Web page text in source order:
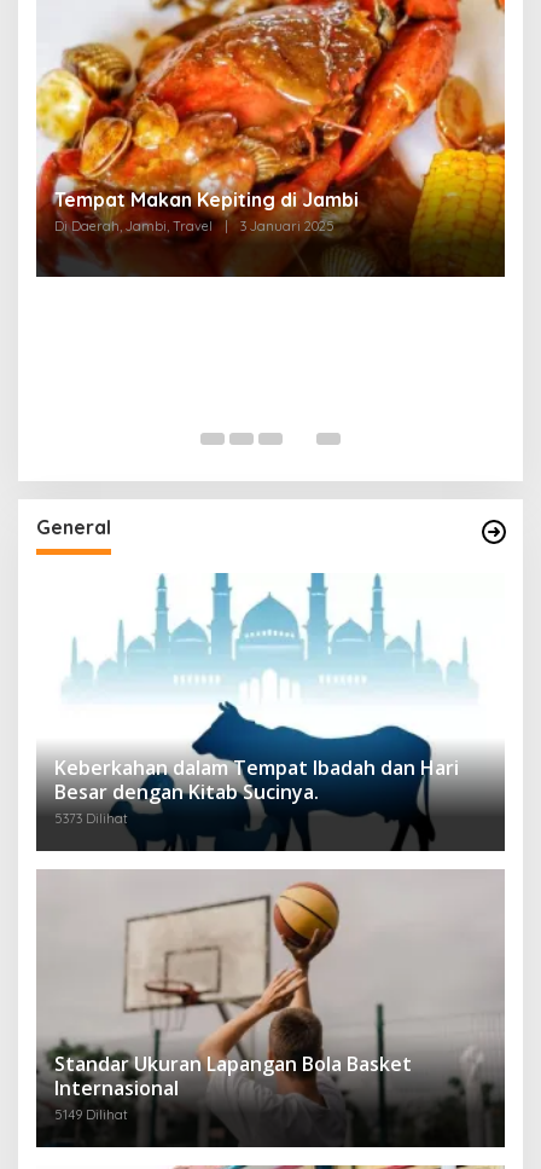
Tempat Makan di Thehok Jambi
Di Daerah, Jambi, Travel 3 Januari 2025
General
Keberkahan dalam Tempat Ibadah dan Hari
Besar dengan Kitab Sucinya.
5373 Dilihat
Standar Ukuran Lapangan Bola Basket
Internasional
5149 Dilihat